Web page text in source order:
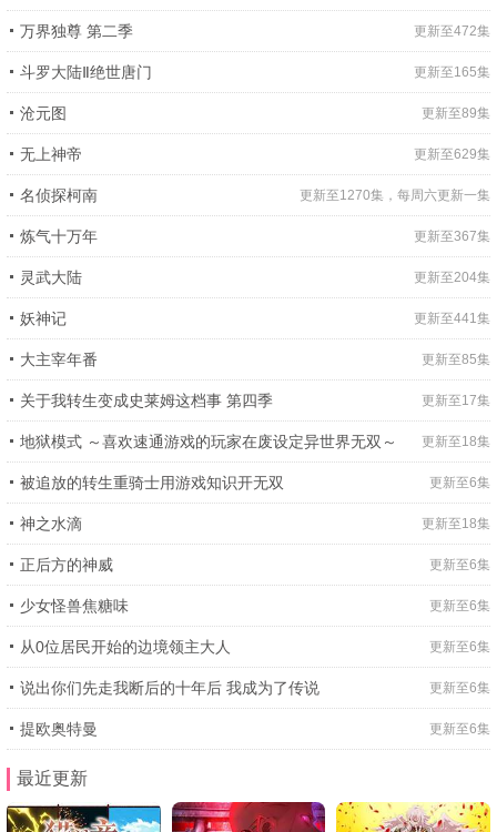
1 2 3 4 5 6
更新至472集
万界独尊 第二季
更新至165集
斗罗大陆Ⅱ绝世唐门
更新至89集
沧元图
更新至629集
无上神帝
更新至1270集，每周六更新一集
名侦探柯南
更新至367集
炼气十万年
更新至204集
灵武大陆
更新至441集
妖神记
更新至85集
大主宰年番
更新至17集
关于我转生变成史莱姆这档事 第四季
更新至18集
地狱模式 ～喜欢速通游戏的玩家在废设定异世界无双～
更新至6集
被追放的转生重骑士用游戏知识开无双
更新至18集
神之水滴
更新至6集
正后方的神威
更新至6集
少女怪兽焦糖味
更新至6集
从0位居民开始的边境领主大人
更新至6集
说出你们先走我断后的十年后 我成为了传说
更新至6集
提欧奥特曼
最近更新